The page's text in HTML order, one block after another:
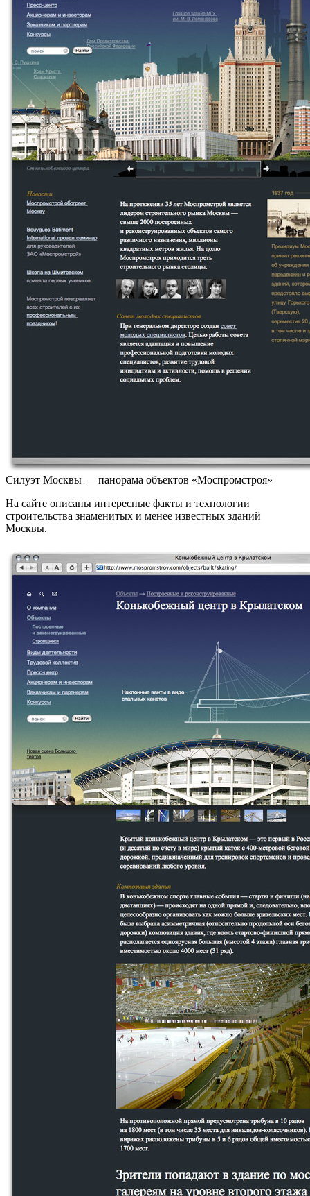
Силуэт Москвы — панорама объектов «Моспромстроя»
На сайте описаны интересные факты и технологии
строительства знаменитых и менее известных зданий
Москвы.